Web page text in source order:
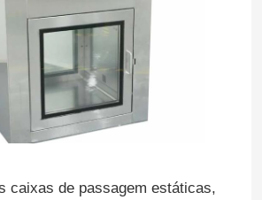
caixas de passagem estáticas,